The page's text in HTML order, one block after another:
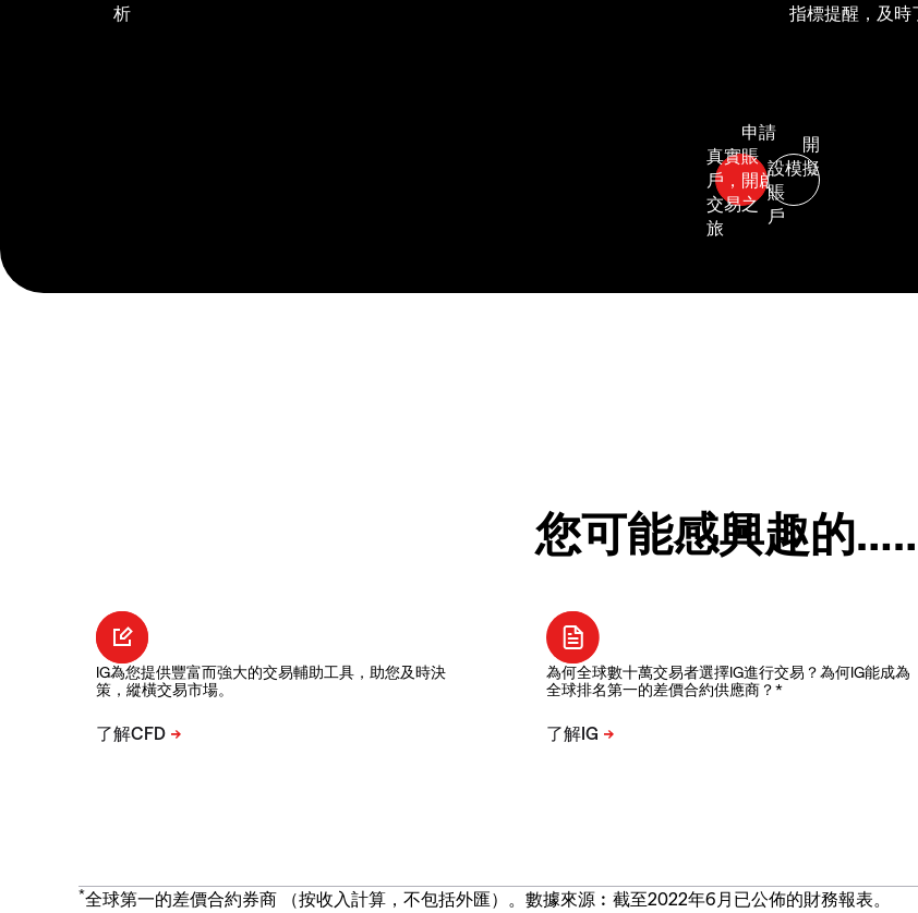
析
指標提醒，及時
您可能感興趣的
IG為您提供豐富而強大的交易輔助工具，助您及時決
策，縱橫交易市場。
為何全球數十萬交易者選擇IG進行交易？為何IG能成為
全球排名第一的差價合約供應商？*
*全球第一的差價合約券商 （按收入計算，不包括外匯）。數據來源︰截至2022年6月已公佈的財務報表。